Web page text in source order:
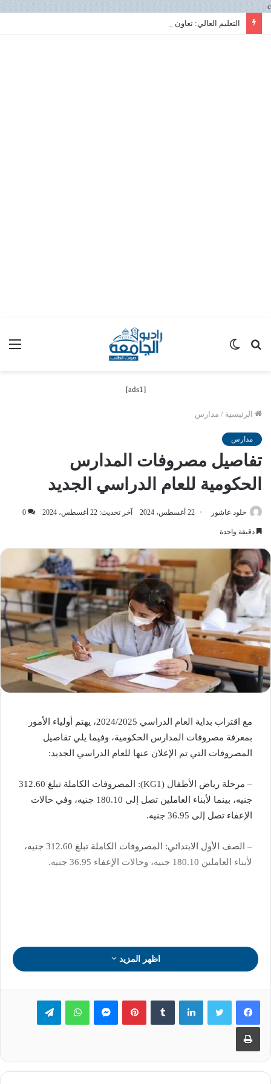
c
بحث
[ads1]
الرئيسية / مدارس
مدارس
تفاصيل مصروفات المدارس
الحكومية للعام الدراسي الجديد
خلود عاشور 22 أغسطس، 2024 آخر تحديث: 22 أغسطس، 2024 0
دقيقة واحدة
مع اقتراب بداية العام الدراسي 2024/2025، يهتم أولياء الأمور
بمعرفة مصروفات المدارس الحكومية، وفيما يلي تفاصيل
المصروفات التي تم الإعلان عنها للعام الدراسي الجديد:
– مرحلة رياض الأطفال (KG1): المصروفات الكاملة تبلغ 312.60
جنيه، بينما لأبناء العاملين تصل إلى 180.10 جنيه، وفي حالات
الإعفاء تصل إلى 36.95 جنيه.
– الصف الأول الابتدائي: المصروفات الكاملة تبلغ 312.60 جنيه،
لأبناء العاملين 180.10 جنيه، وحالات الإعفاء 36.95 جنيه.
اظهر المزيد
لينكدإن بينتيريستماسنجر واتساب تيلقرام
طباعة